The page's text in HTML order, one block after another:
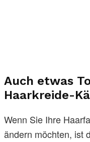
Auch etwas
Haarkreide-
Wenn Sie Ihre
ändern möchten, ist